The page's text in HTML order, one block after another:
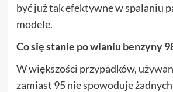
być już tak efektywne w spalaniu
modele.
Co się stanie po wlaniu benzyny
W większości przypadków,
zamiast 95 nie spowoduje